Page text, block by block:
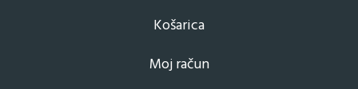
Košarica
Moj račun